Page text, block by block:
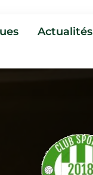
Actualités